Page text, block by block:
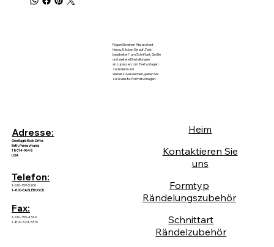
Fügen Sie einen Absatztext
hinzu. Klicken Sie auf „Text
bearbeiten“, um Schriftart, Größe
und weitere Einstellungen
anzupassen. Um Textvorlagen
zu ändern und
wiederzuverwenden, gehen Sie
zu Website-Formatvorlagen.
Adresse:
One Eagle Rock Drive.
Bath, Pennsylvania
18014-9648
USA
Telefon:
1-610-759-5200
1-800-EAGLEROOCK
Fax:
1-610-759-4340
1-800-324-5376
Heim
Kontaktieren Sie
uns
Formtyp
Rändelungszubehör
Schnittart
Rändelzubehör